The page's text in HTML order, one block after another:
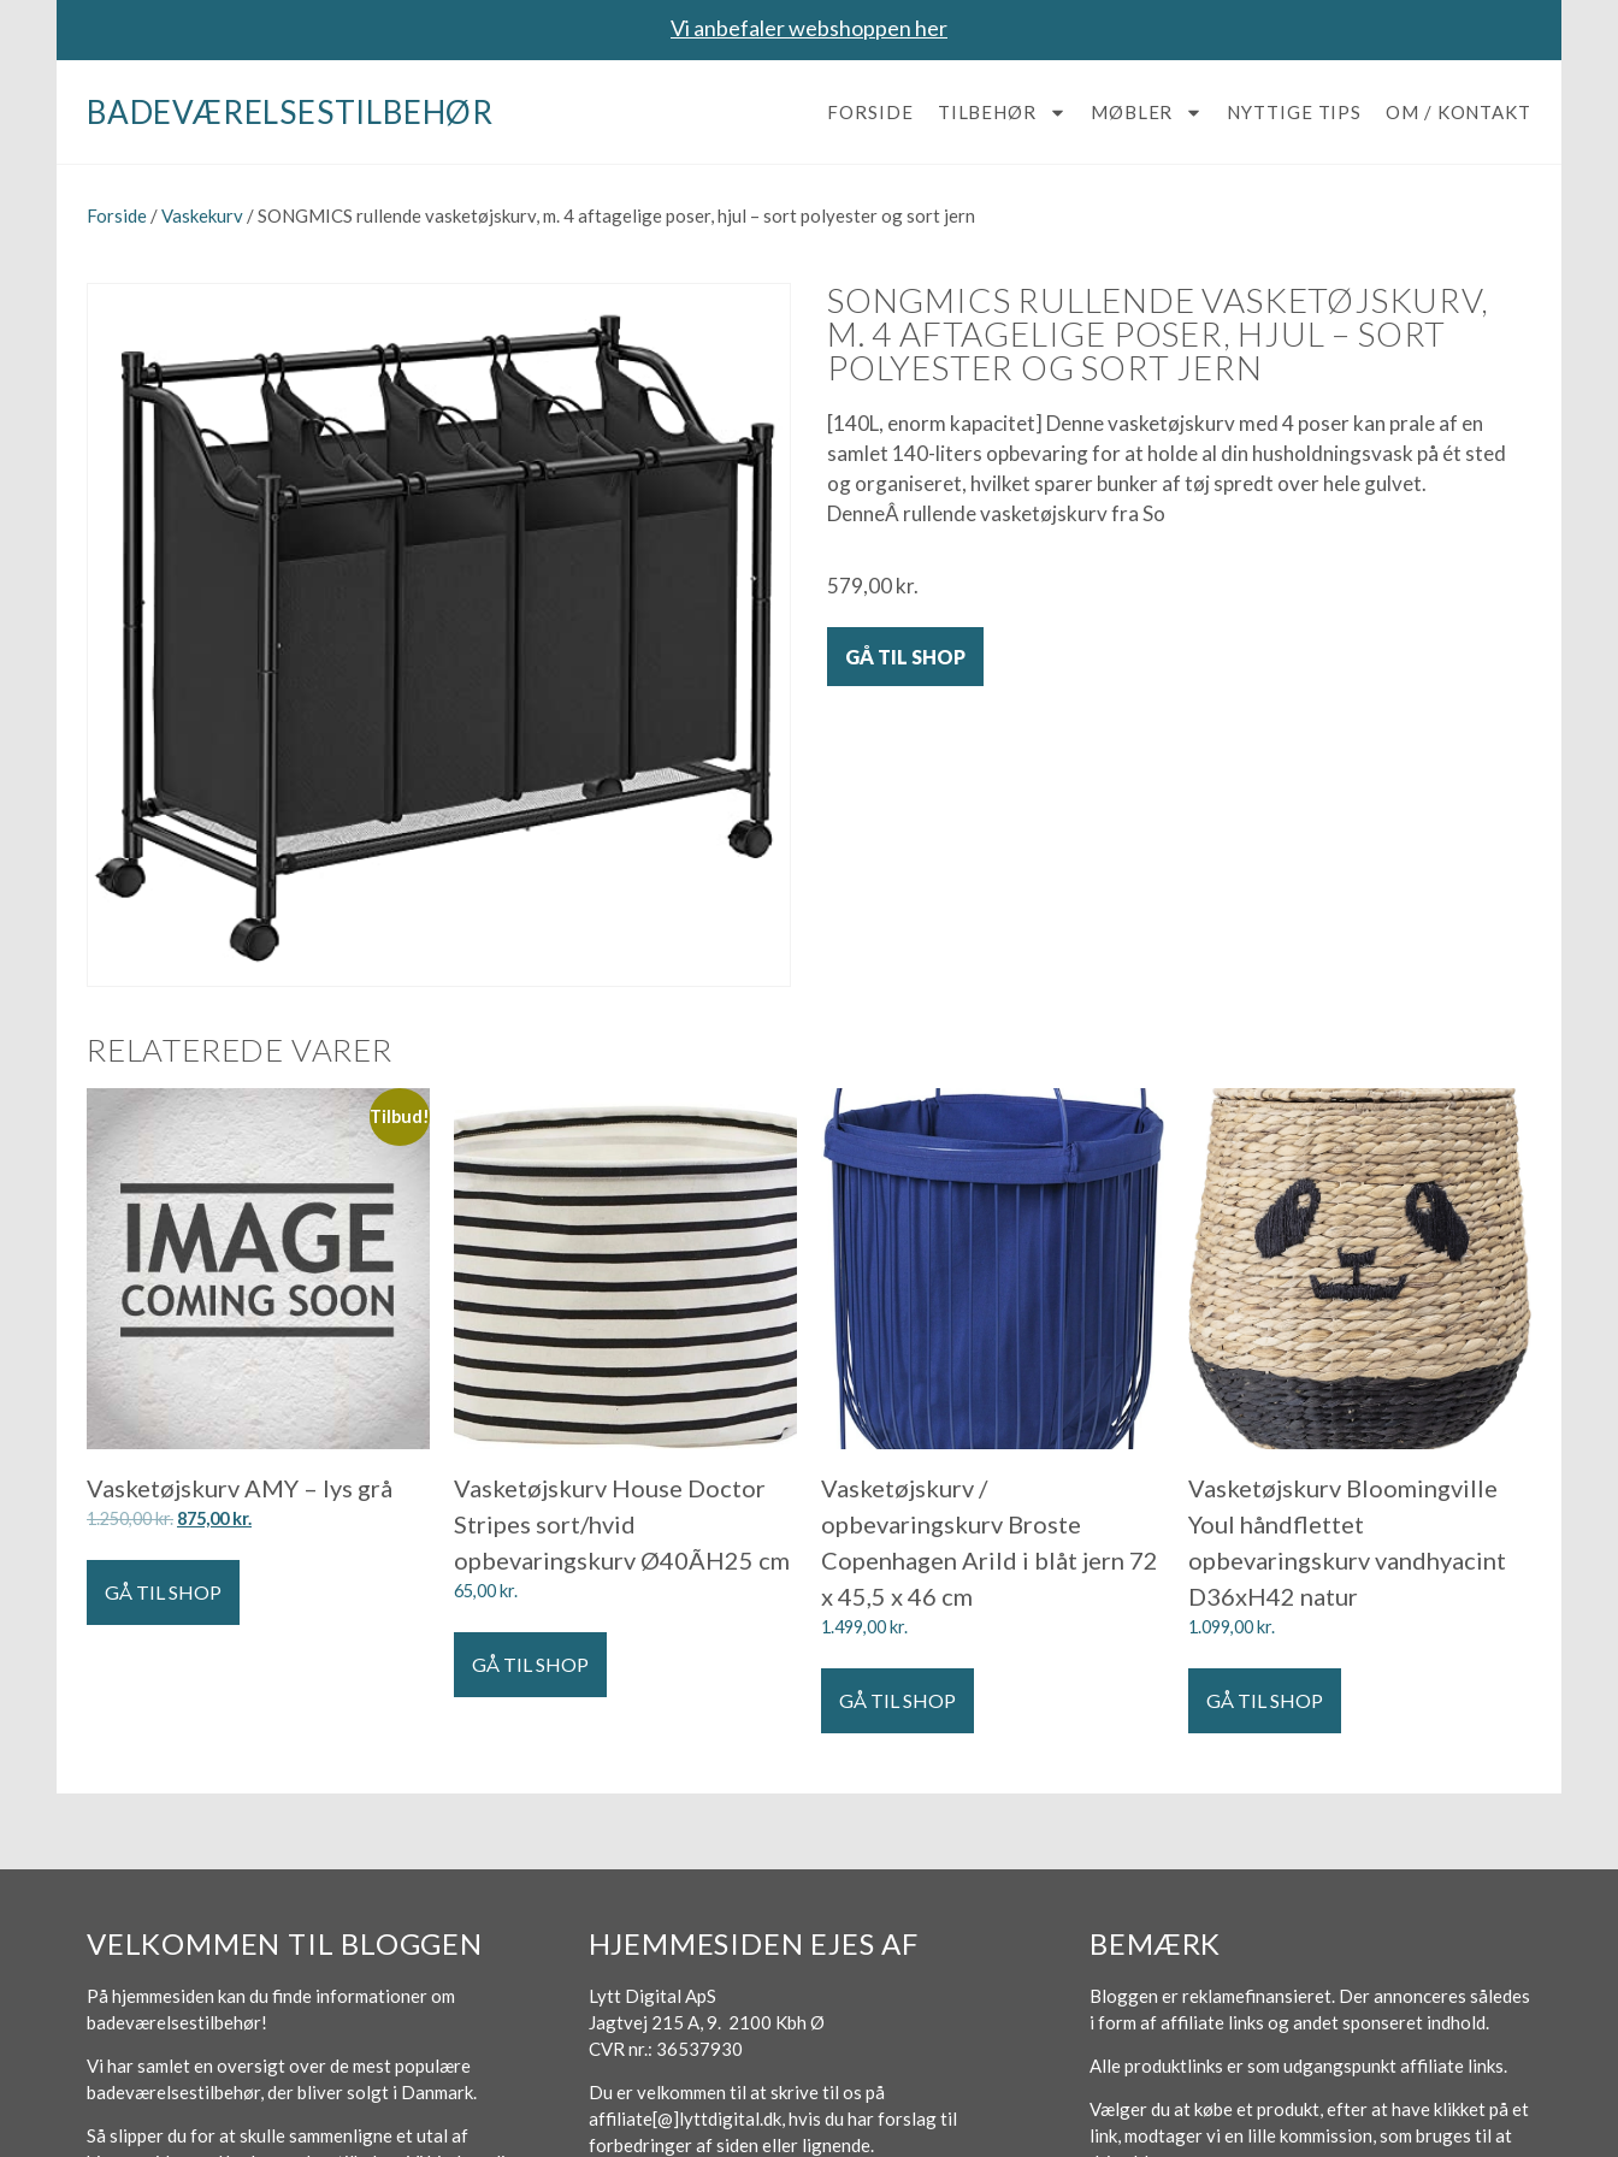
Vi anbefaler webshoppen her
BADEVÆRELSESTILBEHØR FORSIDE TILBEHØR MØBLER NYTTIGE TIPS OM / KONTAKT
Forside /Vaskekurv / SONGMICS rullende vasketøjskurv, m. 4 aftagelige poser, hjul – sort polyester og sort jern
SONGMICS RULLENDE VASKETØJSKURV,
M. 4 AFTAGELIGE POSER, HJUL – SORT
POLYESTER OG SORT JERN
[140L, enorm kapacitet] Denne vasketøjskurv med 4 poser kan prale af en
samlet 140-liters opbevaring for at holde al din husholdningsvask på ét sted
og organiseret, hvilket sparer bunker af tøj spredt over hele gulvet.
DenneÂ rullende vasketøjskurv fra So
579,00kr.
GÅ TIL SHOP
RELATEREDE VARER
Tilbud!
Vasketøjskurv AMY – lys grå
1.250,00kr. 875,00kr.
GÅ TIL SHOP
Vasketøjskurv House Doctor
Stripes sort/hvid
opbevaringskurv Ø40ÃH25 cm
65,00kr.
GÅ TIL SHOP
Vasketøjskurv /
opbevaringskurv Broste
Copenhagen Arild i blåt jern 72
x 45,5 x 46 cm
1.499,00kr.
GÅ TIL SHOP
Vasketøjskurv Bloomingville
Youl håndflettet
opbevaringskurv vandhyacint
D36xH42 natur
1.099,00kr.
GÅ TIL SHOP
VELKOMMEN TIL BLOGGEN
På hjemmesiden kan du finde informationer om
badeværelsestilbehør!
Vi har samlet en oversigt over de mest populære
badeværelsestilbehør, der bliver solgt i Danmark.
Så slipper du for at skulle sammenligne et utal af
HJEMMESIDEN EJES AF
Lytt Digital ApS
Jagtvej 215 A, 9. 2100 Kbh Ø
CVR nr.: 36537930
Du er velkommen til at skrive til os på
affiliate[@]lyttdigital.dk, hvis du har forslag til
forbedringer af siden eller lignende.
BEMÆRK
Bloggen er reklamefinansieret. Der annonceres således
i form af affiliate links og andet sponseret indhold.
Alle produktlinks er som udgangspunkt affiliate links.
Vælger du at købe et produkt, efter at have klikket på et
link, modtager vi en lille kommission, som bruges til at